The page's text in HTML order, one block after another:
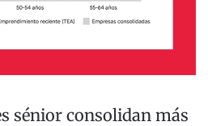
sénior consolidan más